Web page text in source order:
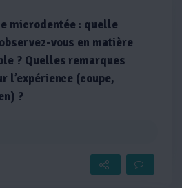
microdentée : quelle
vous en matière
? Quelles remarques
l’expérience (coupe,
?